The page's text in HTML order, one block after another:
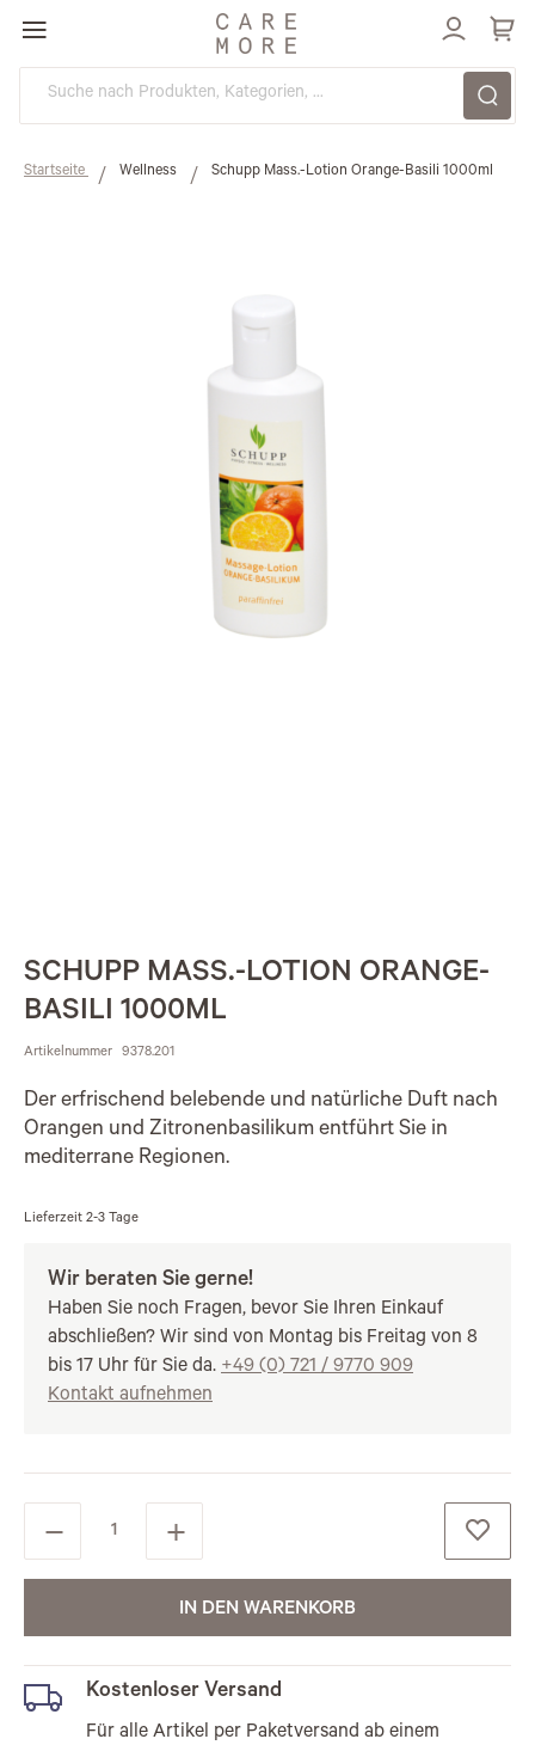
Direkt
zum
Inhalt
Startseite Wellness Schupp Mass.-Lotion Orange-Basili 1000ml
SCHUPP MASS.-LOTION ORANGE-
BASILI 1000ML
Artikelnummer 9378.201
Der erfrischend belebende und natürliche Duft nach
Orangen und Zitronenbasilikum entführt Sie in
mediterrane Regionen.
Lieferzeit 2-3 Tage
Wir beraten Sie gerne!
Haben Sie noch Fragen, bevor Sie Ihren Einkauf
abschließen? Wir sind von Montag bis Freitag von 8
bis 17 Uhr für Sie da. +49 (0) 721 / 9770 909
Kontakt aufnehmen
IN DEN WARENKORB
Kostenloser Versand
Für alle Artikel per Paketversand ab einem